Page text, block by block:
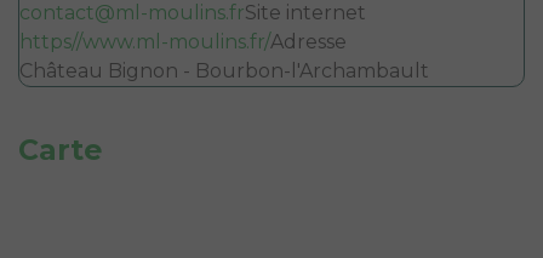
contact@ml-moulins.frSite internet
https//www.ml-moulins.fr/Adresse
Château Bignon - Bourbon-l'Archambault
Carte